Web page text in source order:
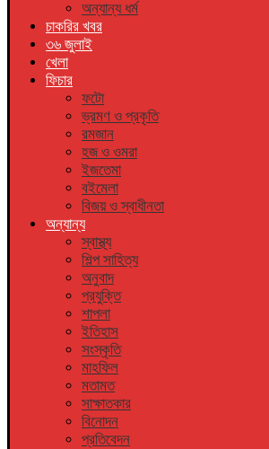
অন্যান্য ধর্ম
চাকরির খবর
৩৬ জুলাই
খেলা
ফিচার
ফটো
ভ্রমণ ও প্রকৃতি
রমজান
হজ ও ওমরা
ইজতেমা
বইমেলা
বিজয় ও স্বাধীনতা
অন্যান্য
স্বাস্থ্য
শিল্প সাহিত্য
অনুবাদ
প্রযুক্তি
শাপলা
ইতিহাস
সংস্কৃতি
মাহফিল
মতামত
সাক্ষাতকার
বিনোদন
প্রতিবেদন